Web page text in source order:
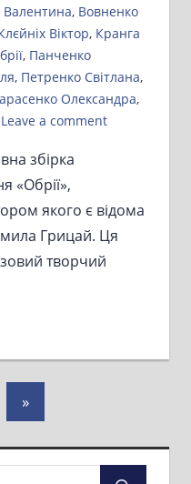
Валентина, Вовненко
Віктор, Кранга
, Панченко
, Петренко Світлана,
Олександра,
Leave a comment
збірка
«Обрії»,
якого є відома
Грицай. Ця
творчий
Next
Posts
»